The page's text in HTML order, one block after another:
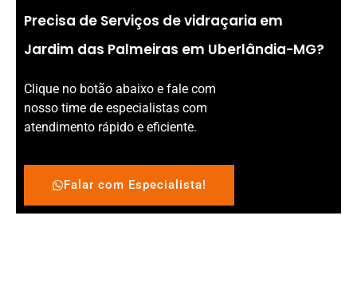
Precisa de Serviços de vidraçaria em
Jardim das Palmeiras em Uberlândia-MG?
Clique no botão abaixo e fale com
nosso time de especialistas com
atendimento rápido e eficiente.
Falar com Especialista!